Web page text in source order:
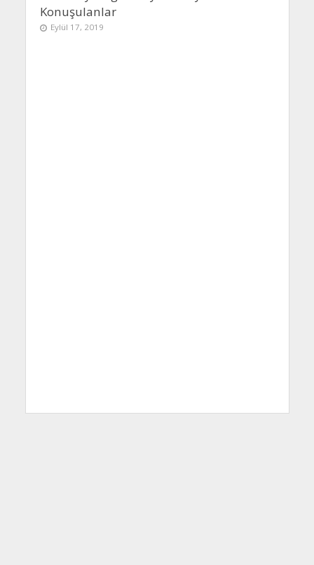
Konuşulanlar
Eylül 17, 2019